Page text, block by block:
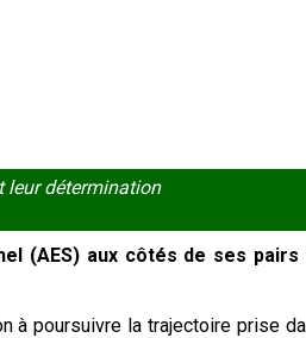
leur détermination
(AES) aux côtés de ses
à poursuivre la trajectoire prise